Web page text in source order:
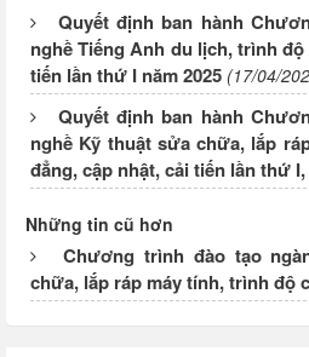
Quyết định ban hành
nghề Tiếng Anh du lịch, trình
tiến lần thứ I năm 2025 (17/04/
Quyết định ban hành
nghề Kỹ thuật sửa chữa, lắp
đẳng, cập nhật, cải tiến lần thứ I,
Những tin cũ hơn
Chương trình đào tạo
chữa, lắp ráp máy tính, trình độ